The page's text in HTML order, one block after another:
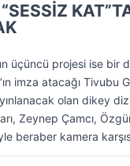
üçüncü projesi ise bir
imza atacağı Tivubu
olan dikey
Zeynep Çamcı,
beraber kamera